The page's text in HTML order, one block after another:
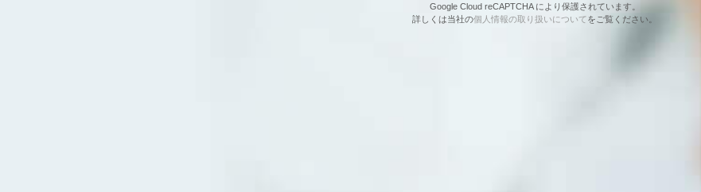
Google Cloud reCAPTCHA により保護されています。
詳しくは当社の個人情報の取り扱いについてをご覧ください。